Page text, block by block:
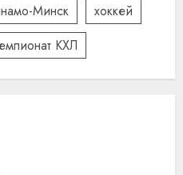
Минск
хоккей
КХЛ